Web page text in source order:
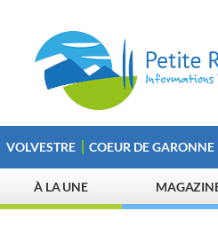
VOLVESTRE COEUR DE GARONNE
À LA UNE